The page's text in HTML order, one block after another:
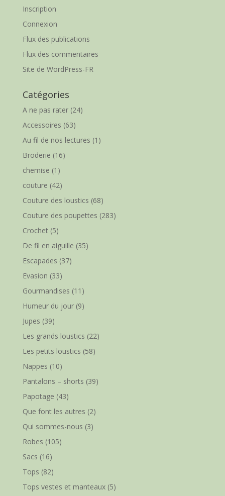
Inscription
Connexion
Flux des publications
Flux des commentaires
Site de WordPress-FR
Catégories
A ne pas rater(24)
Accessoires (63)
Au fil de nos lectures (1)
Broderie (16)
chemise (1)
couture (42)
Couture des loustics (68)
Couture des poupettes (283)
Crochet(5)
De fil en aiguille (35)
Escapades (37)
Evasion (33)
Gourmandises (11)
Humeur du jour(9)
Jupes (39)
Les grands loustics (22)
Les petits loustics (58)
Nappes (10)
Pantalons – shorts (39)
Papotage (43)
Que font les autres (2)
Qui sommes-nous (3)
Robes (105)
Sacs (16)
Tops (82)
Tops vestes et manteaux(5)